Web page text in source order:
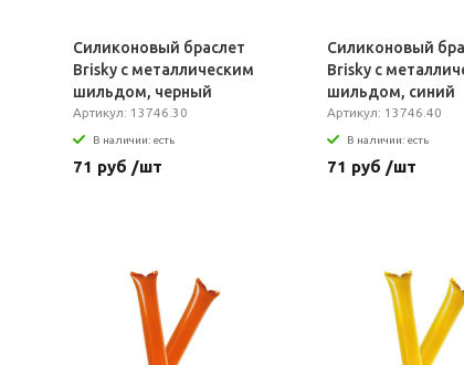
Силиконовый браслет
Brisky с металлическим
шильдом, черный
Артикул: 13746.30
В наличии: есть
71 руб /шт
Силиконовый
Brisky с
шильдом, синий
Артикул: 13746.40
В наличии: есть
71 руб /шт